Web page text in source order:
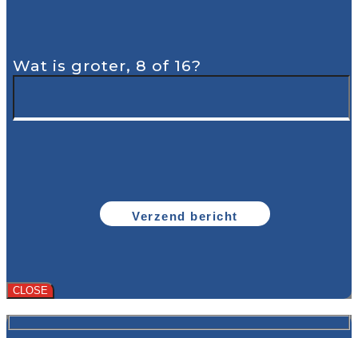
Wat is groter, 8 of 16?
CLOSE